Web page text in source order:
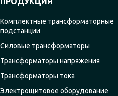
Комплектные трансформаторные
подстанции
Силовые трансформаторы
Трансформаторы напряжения
Трансформаторы тока
Электрощитовое оборудование